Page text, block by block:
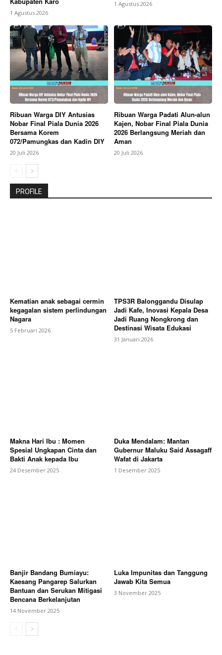
1 Agustus 2026
1 Agustus 2026
Ribuan Warga DIY Antusias
Nobar Final Piala Dunia 2026
Bersama Korem
072/Pamungkas dan Kadin DIY
20 Juli 2026
Ribuan Warga Padati Alun-alun
Kajen, Nobar Final Piala Dunia
2026 Berlangsung Meriah dan
Aman
20 Juli 2026
PROFILE
Kematian anak sebagai cermin
kegagalan sistem perlindungan
Nagara
5 Februari 2026
TPS3R Balonggandu Disulap
Jadi Kafe, Inovasi Kepala Desa
Jadi Ruang Nongkrong dan
Destinasi Wisata Edukasi
31 Januari 2026
Makna Hari Ibu : Momen
Spesial Ungkapan Cinta dan
Bakti Anak kepada Ibu
24 Desember 2025
Duka Mendalam: Mantan
Gubernur Maluku Said Assagaff
Wafat di Jakarta
1 Desember 2025
Banjir Bandang Bumiayu:
Kaesang Pangarep Salurkan
Bantuan dan Serukan Mitigasi
Bencana Berkelanjutan
14 November 2025
Luka Impunitas dan Tanggung
Jawab Kita Semua
3 November 2025